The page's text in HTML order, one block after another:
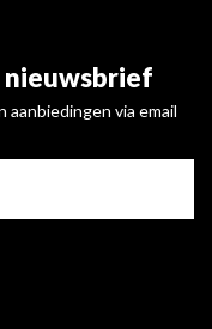
nieuwsbrief
via email